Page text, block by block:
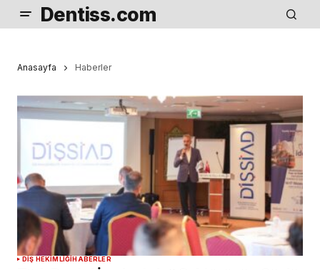
Dentiss.com
Anasayfa Haberler
DIŞ HEKIMLIĞIHABERLER